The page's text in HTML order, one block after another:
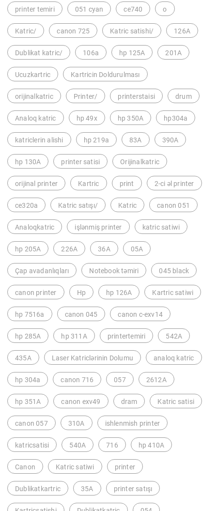
printer temiri 051 cyan ce740 o
Katric/ canon 725 Katric satishi/ 126A
Dublikat katric/ 106a hp 125A 201A
Ucuzkartric Kartricin Doldurulması
orijinalkatric Printer/ printerstaisi drum
Analoq katric hp 49x hp 350A hp304a
katriclerin alishi hp 219a 83A 390A
hp 130A printer satisi Orijinalkatric
orijinal printer Kartric print 2-ci əl printer
ce320a Katric satışı/ Katric canon 051
Analoqkatric işlənmiş printer katric satiwi
hp 205A 226A 36A 05A
Çap avadanlıqları Notebook təmiri 045 black
canon printer Hp hp 126A Kartric satiwi
hp 7516a canon 045 canon c-exv14
hp 285A hp 311A printertemiri 542A
435A Laser Katriclərinin Dolumu analoq katric
hp 304a canon 716 057 2612A
hp 351A canon exv49 dram Katric satisi
canon 057 310A ishlenmish printer
katricsatisi 540A 716 hp 410A
Canon Katric satiwi printer
Dublikatkartric 35A printer satışı